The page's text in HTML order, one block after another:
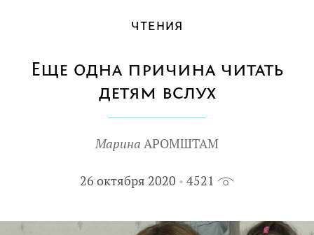
ЧТЕНИЯ
Еще одна причина читать
детям вслух
Марина АРОМШТАМ
26 октября 2020 4521